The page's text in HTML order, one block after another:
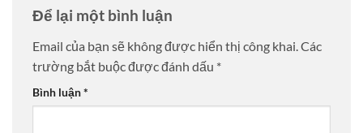
Để lại một bình luận
Email của bạn sẽ không được hiển thị công khai. Các
trường bắt buộc được đánh dấu *
Bình luận*